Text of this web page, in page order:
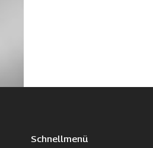
Schnellmenü